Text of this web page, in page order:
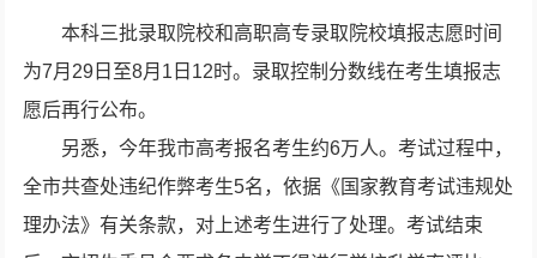
本科三批录取院校和高职高专录取院校填报志愿时间
为7月29日至8月1日12时。录取控制分数线在考生填报志
愿后再行公布。
另悉，今年我市高考报名考生约6万人。考试过程中，
全市共查处违纪作弊考生5名，依据《国家教育考试违规处
理办法》有关条款，对上述考生进行了处理。考试结束